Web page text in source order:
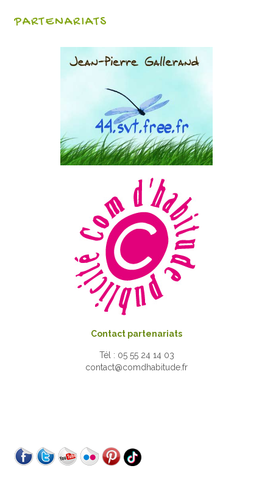
PARTENARIATS
Contact partenariats
Tél : 05 55 24 14 03
contact@comdhabitude.fr